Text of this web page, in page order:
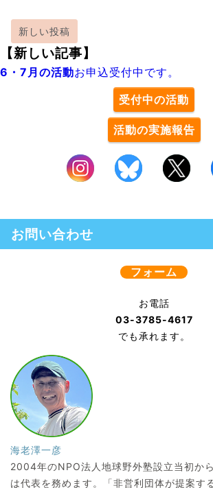
新しい投稿
【新しい記事】
6・7月の活動お申込受付中です。
受付中の活動
活動の実施報告
お問い合わせ
フォーム
お電話
03-3785-4617
でも承れます。
海老澤一彦
2004年のNPO法人地球野外塾設立当初か
は代表を務めます。「非営利団体が提案す